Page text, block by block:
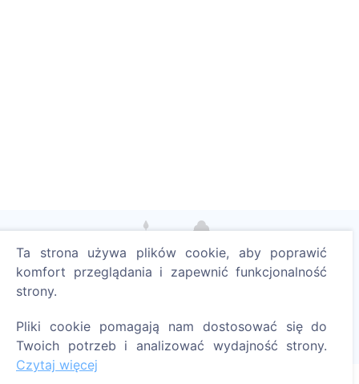
Zapal cyfrową świecę - posadź drzewo!
Posadzone drzewa
1393
Ta strona używa plików cookie, aby poprawić
komfort przeglądania i zapewnić funkcjonalność
strony.
Pliki cookie pomagają nam dostosować się do
Twoich potrzeb i analizować wydajność strony.
Czytaj więcej